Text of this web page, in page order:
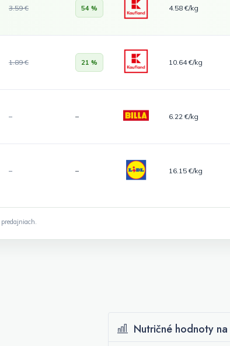
3.59 € 54 % 4.58 €/kg
1.89 € 21 % 10.64 €/kg
– – 6.22 €/kg
– – 16.15 €/kg
Nutričné hodnoty